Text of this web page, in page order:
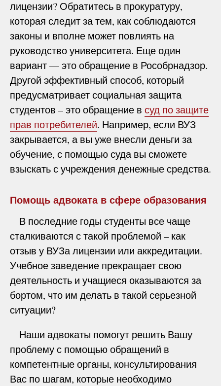
лицензии? Обратитесь в прокуратуру,
которая следит за тем, как соблюдаются
законы и вполне может повлиять на
руководство университета. Еще один
вариант — это обращение в Рособрнадзор.
Другой эффективный способ, который
предусматривает социальная защита
студентов – это обращение в суд по защите
прав потребителей. Например, если ВУЗ
закрывается, а вы уже внесли деньги за
обучение, с помощью суда вы сможете
взыскать с учреждения денежные средства.
Помощь адвоката в сфере образования
В последние годы студенты все чаще
сталкиваются с такой проблемой – как
отзыв у ВУЗа лицензии или аккредитации.
Учебное заведение прекращает свою
деятельность и учащиеся оказываются за
бортом, что им делать в такой серьезной
ситуации?
Наши адвокаты помогут решить Вашу
проблему с помощью обращений в
компетентные органы, консультирования
Вас по шагам, которые необходимо